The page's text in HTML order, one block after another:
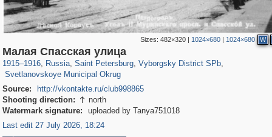
Sizes: 482×320| 1024×680| 1024×680 W
Малая Спасская улица
1915–1916, Russia
1,405,939 29,243
, Saint Petersburg
197,061 5,709
, Vyborgsky District SPb,
Svetlanovskoye Municipal Okrug
4,018 65
Source:
http://vkontakte.ru/club998865
Shooting direction:  north
Watermark signature:
uploaded by Tanya751018
Last edit 27 July 2026, 18:24